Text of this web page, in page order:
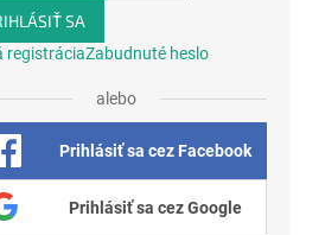
SA
registráciaZabudnuté heslo
alebo
Prihlásiť sa cez Facebook
Prihlásiť sa cez Google